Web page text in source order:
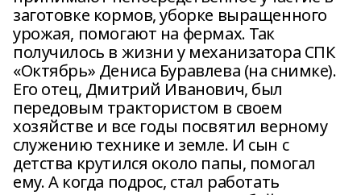
заготовке кормов, уборке выращенного
урожая, помогают на фермах. Так
получилось в жизни у механизатора СПК
«Октябрь» Дениса Буравлева (на снимке).
Его отец, Дмитрий Иванович, был
передовым трактористом в своем
хозяйстве и все годы посвятил верному
служению технике и земле. И сын с
детства крутился около папы, помогал
ему. А когда подрос, стал работать